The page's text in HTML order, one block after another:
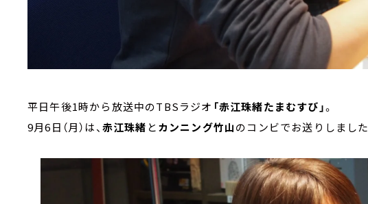
平日午後1時から放送中のTBSラジオ 「赤江珠緒たまむすび」。
9月6日（月）は、 赤江珠緒 とカンニング竹山のコンビでお送りしました